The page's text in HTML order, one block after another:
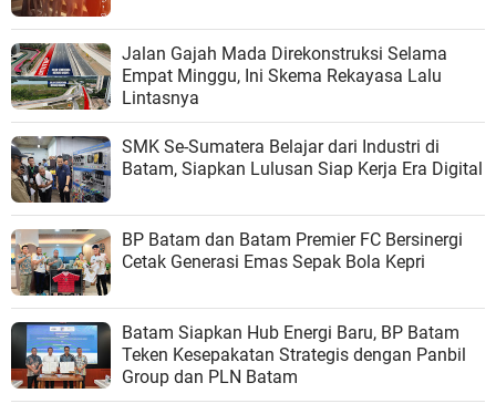
Jalan Gajah Mada Direkonstruksi Selama
Empat Minggu, Ini Skema Rekayasa Lalu
Lintasnya
SMK Se-Sumatera Belajar dari Industri di
Batam, Siapkan Lulusan Siap Kerja Era Digital
BP Batam dan Batam Premier FC Bersinergi
Cetak Generasi Emas Sepak Bola Kepri
Batam Siapkan Hub Energi Baru, BP Batam
Teken Kesepakatan Strategis dengan Panbil
Group dan PLN Batam